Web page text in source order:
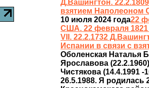
Д.Вашингтон.
взятием Наполеоном
10 июля 2024 года22
США. 22 февраля 1821
VII. 22.2.1732
Испании в связи с
Оболенская Наталья
Ярославова
Чистякова (14.4.1991 -
26.5.1988. Я родилась